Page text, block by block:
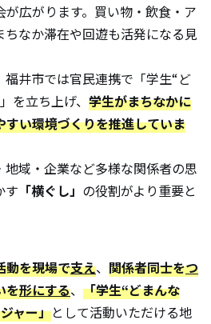
が広がります。買い物・飲食・ア
なか滞在や回遊も活発になる見
井市では官民連携で「学生“ど
を立ち上げ、 学生がまちなかに
い環境づくりを推進していま
域・企業など多様な関係者の思
す 「横ぐし」 の役割がより重要と
動を現場で支え、 関係者同士をつ
を形にする、 「学生“どまんな
ャー」として活動いただける地